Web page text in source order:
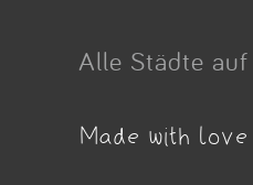
Alle Städte
Made with